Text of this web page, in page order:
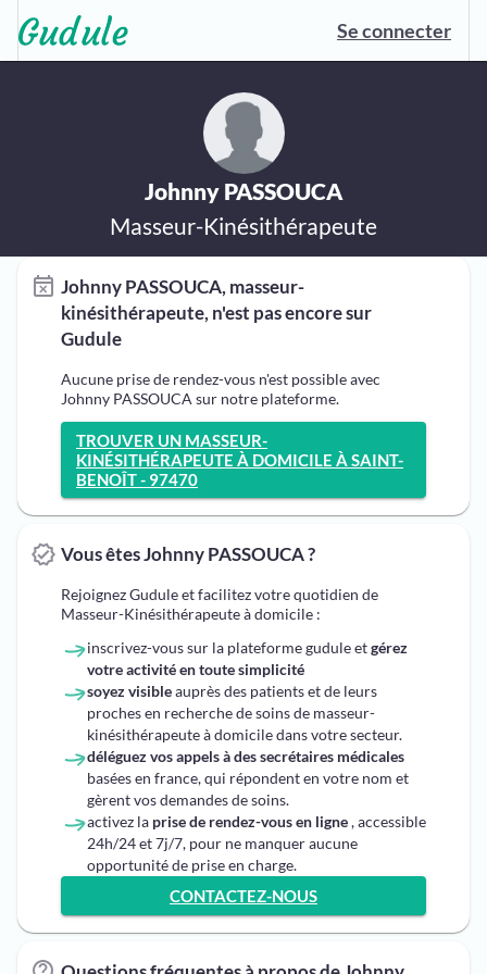
Se connecter
Johnny PASSOUCA
Masseur-Kinésithérapeute
Johnny PASSOUCA, masseur-
kinésithérapeute, n'est pas encore sur
Gudule
Aucune prise de rendez-vous n'est possible avec
Johnny PASSOUCA sur notre plateforme.
TROUVER UN MASSEUR-
KINÉSITHÉRAPEUTE À DOMICILE À SAINT-
BENOÎT - 97470
Vous êtes Johnny PASSOUCA ?
Rejoignez Gudule et facilitez votre quotidien de
Masseur-Kinésithérapeute à domicile :
inscrivez-vous sur la plateforme gudule etgérez
votre activité en toute simplicité
soyez visibleauprès des patients et de leurs
proches en recherche de soins de masseur-
kinésithérapeute à domicile dans votre secteur.
déléguez vos appels à des secrétaires médicales
basées en france, qui répondent en votre nom et
gèrent vos demandes de soins.
activez la prise de rendez-vous en ligne, accessible
24h/24 et 7j/7, pour ne manquer aucune
opportunité de prise en charge.
CONTACTEZ-NOUS